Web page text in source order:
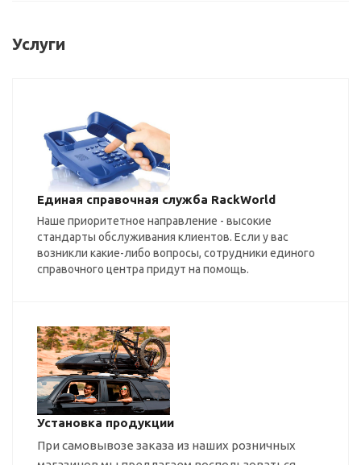
Услуги
Единая справочная служба RackWorld
Наше приоритетное направление - высокие
стандарты обслуживания клиентов. Если у вас
возникли какие-либо вопросы, сотрудники единого
справочного центра придут на помощь.
Установка продукции
При самовывозе заказа из наших розничных